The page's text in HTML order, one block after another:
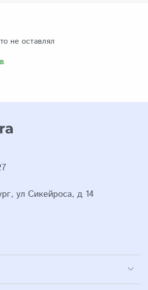
не оставлял
ул Сикейроса, д 14